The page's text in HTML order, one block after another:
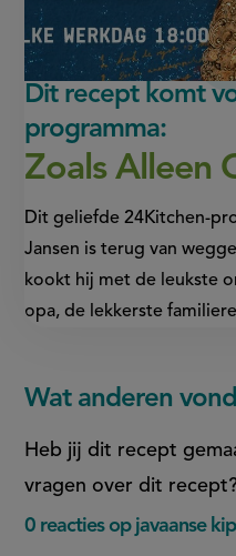
externe
link)link)
Dit recept komt
programma:
Zoals Alleen
Dit geliefde 24Kitchen-
Jansen is terug van
kookt hij met de leukste
opa, de lekkerste
Wat anderen
Heb jij dit recept
vragen over dit
0 reacties op javaanse kip